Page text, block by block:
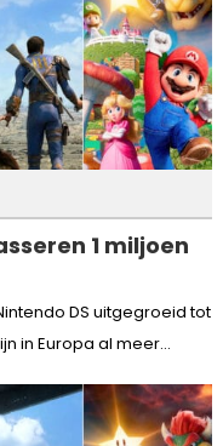
1 miljoen
DS uitgegroeid tot
in Europa al meer...